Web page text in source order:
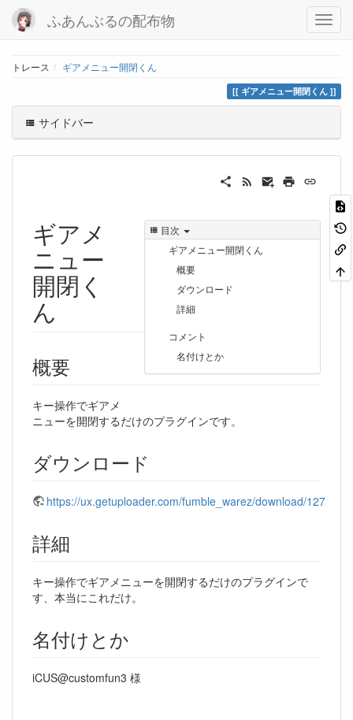
ふあんぶるの配布物
トレース ギアメニュー開閉くん
ギアメニュー開閉くん
サイドバー
目次
ギアメニュー開閉くん
概要
ダウンロード
詳細
コメント
名付けとか
ギアメ
ニュー
開閉く
ん
概要
キー操作でギアメ
ニューを開閉するだけのプラグインです。
ダウンロード
https://ux.getuploader.com/fumble_warez/download/127
詳細
キー操作でギアメニューを開閉するだけのプラグインで
す、本当にこれだけ。
名付けとか
iCUS@customfun3 様